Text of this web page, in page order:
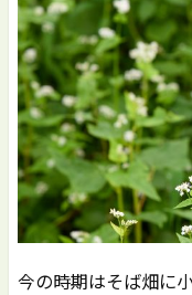
今の時期はそば畑に